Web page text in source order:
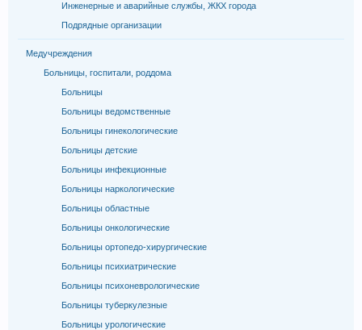
Инженерные и аварийные службы, ЖКХ города
Подрядные организации
Медучреждения
Больницы, госпитали, роддома
Больницы
Больницы ведомственные
Больницы гинекологические
Больницы детские
Больницы инфекционные
Больницы наркологические
Больницы областные
Больницы онкологические
Больницы ортопедо-хирургические
Больницы психиатрические
Больницы психоневрологические
Больницы туберкулезные
Больницы урологические